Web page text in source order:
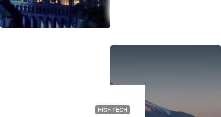
HIGH-TECH